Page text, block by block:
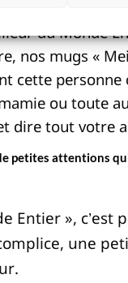
du Monde
nos mugs «
cette personne
ou toute
dire tout
petites attentions
Entier », c’est
une